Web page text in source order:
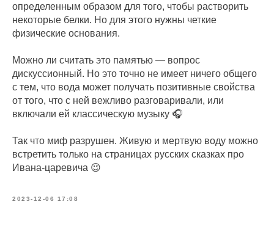
определенным образом для того, чтобы растворить
некоторые белки. Но для этого нужны четкие
физические основания.
Можно ли считать это памятью — вопрос
дискуссионный. Но это точно не имеет ничего общего
с тем, что вода может получать позитивные свойства
от того, что с ней вежливо разговаривали, или
включали ей классическую музыку 🎧
Так что миф разрушен. Живую и мертвую воду можно
встретить только на страницах русских сказках про
Ивана-царевича 😉
2023-12-06 17:08